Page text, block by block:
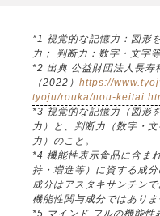
*1 視覚的な記憶力：図形
力； 判断力：数字・文字
*2 出典 公益財団法人長寿
（2022） https://
tyoju/rouka/nou-
*3 視覚的な記憶力（図形
力）と、判断力（数字・
力）のこと。
*4 機能性表示食品に含ま
持・増進等）に資する成
成分はアスタキサンチン
機能性関与成分ではありま